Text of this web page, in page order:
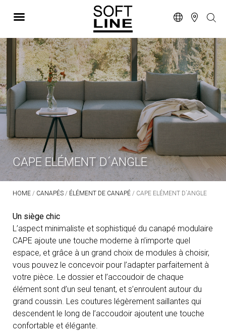
CAPE ELÉMENT D´ANGLE
HOME / CANAPÉS / ÉLÉMENT DE CANAPÉ / CAPE ELÉMENT D´ANGLE
Un siège chic
L’aspect minimaliste et sophistiqué du canapé modulaire
CAPE ajoute une touche moderne à n’importe quel
espace, et grâce à un grand choix de modules à choisir,
vous pouvez le concevoir pour l’adapter parfaitement à
votre pièce. Le dossier et l’accoudoir de chaque
élément sont d’un seul tenant, et s’enroulent autour du
grand coussin. Les coutures légèrement saillantes qui
descendent le long de l’accoudoir ajoutent une touche
confortable et élégante.